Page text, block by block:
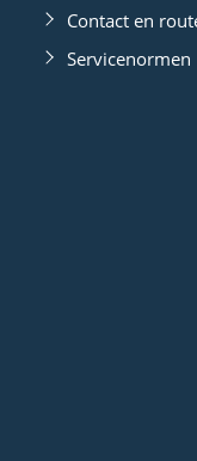
Contact en
Servicenormen